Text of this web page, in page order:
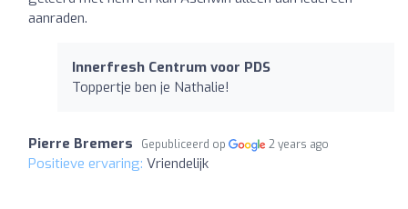
aanraden.
Innerfresh Centrum voor PDS
Toppertje ben je Nathalie!
Pierre Bremers Gepubliceerd op 2 years ago
Positieve ervaring: Vriendelijk